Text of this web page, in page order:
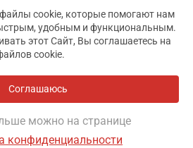
cookie, которые помогают нам
удобным и функциональным.
этот Сайт, Вы соглашаетесь на
cookie.
Соглашаюсь
можно на странице
конфиденциальности
✕